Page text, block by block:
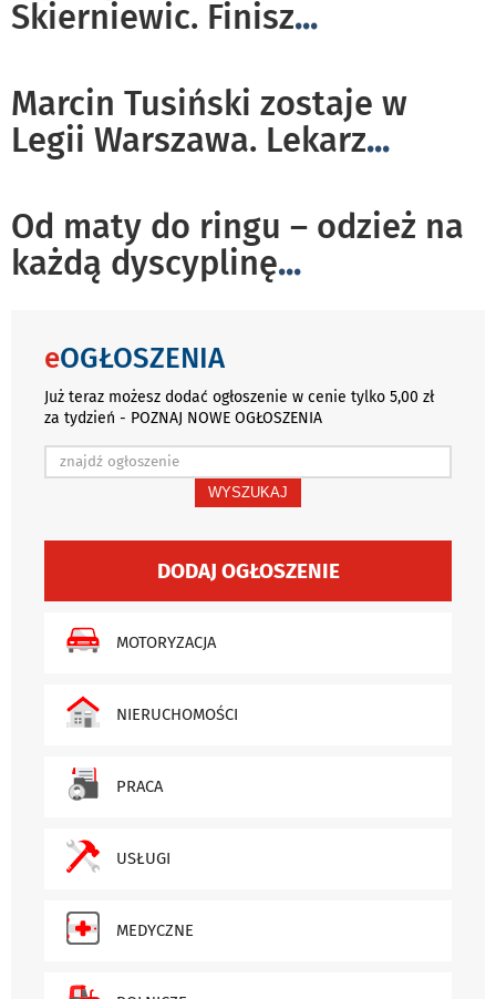
Skierniewic. Finisz...
Marcin Tusiński zostaje w
Legii Warszawa. Lekarz...
Od maty do ringu – odzież na
każdą dyscyplinę...
eOGŁOSZENIA
Już teraz możesz dodać ogłoszenie w cenie tylko 5,00 zł
za tydzień - POZNAJ NOWE OGŁOSZENIA
WYSZUKAJ
DODAJ OGŁOSZENIE
MOTORYZACJA
NIERUCHOMOŚCI
PRACA
USŁUGI
MEDYCZNE